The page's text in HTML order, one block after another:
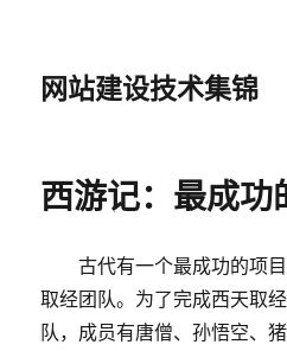
网站建设技术集锦
西游记：最成功
古代有一个最成功的项目
取经团队。为了完成西天取
队，成员有唐僧、孙悟空、